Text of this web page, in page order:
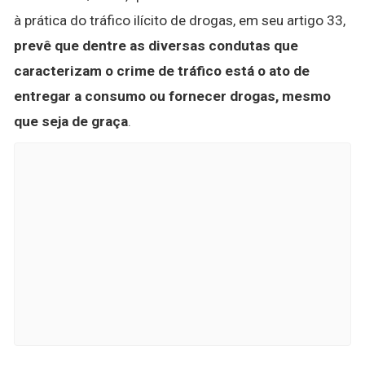
à prática do tráfico ilícito de drogas, em seu artigo 33,
prevê que dentre as diversas condutas que
caracterizam o crime de tráfico está o ato de
entregar a consumo ou fornecer drogas, mesmo
que seja de graça.